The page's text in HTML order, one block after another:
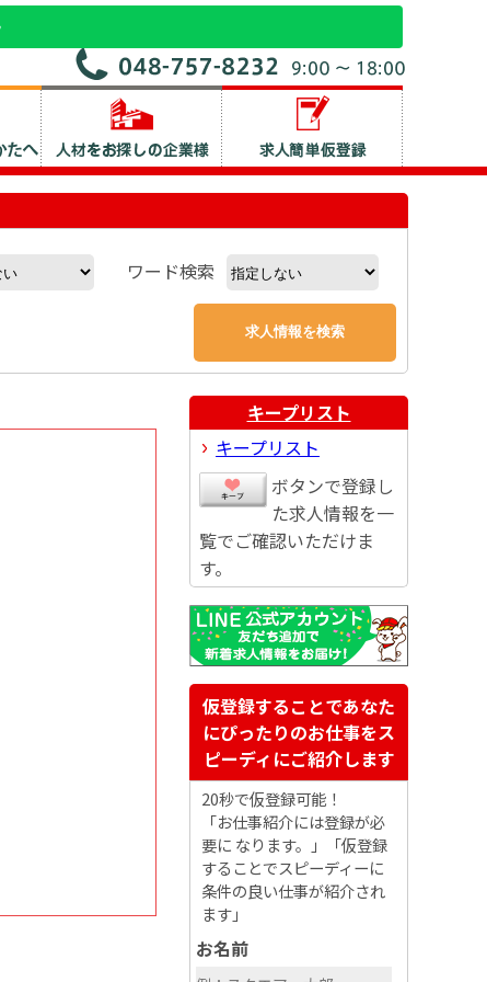
ワード検索
キープリスト
キープリスト
ボタンで登録し
た求人情報を一
覧でご確認いただけま
す。
仮登録することであなた
にぴったりのお仕事をス
ピーディにご紹介します
20秒で仮登録可能！
「お仕事紹介には登録が必
要に なります。」「仮登録
することでスピーディーに
条件の良い仕事が紹介され
ます」
お名前